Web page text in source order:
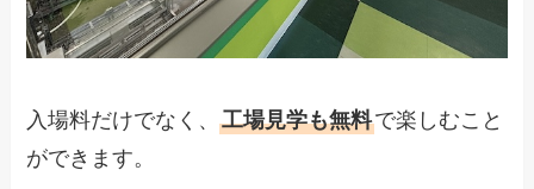
入場料だけでなく、工場見学も無料で楽しむこと
ができます。